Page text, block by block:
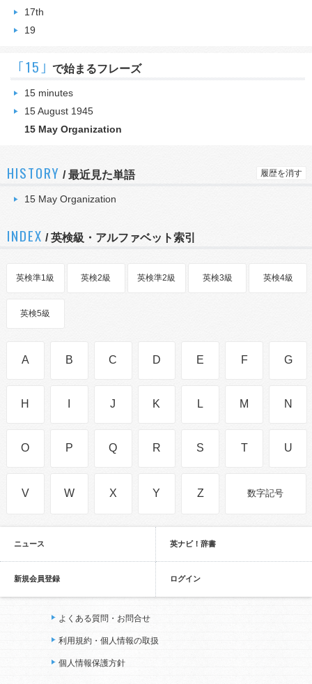
17th
19
｢15｣ で始まるフレーズ
15 minutes
15 August 1945
15 May Organization
HISTORY /最近見た単語 履歴を消す
15 May Organization
INDEX / 英検級・アルファベット索引
英検準1級 英検2級 英検準2級 英検3級 英検4級
英検5級
A B C D E F G
H J K L M N
O P Q R S T U
V W X Y Z 数字記号
ニュース 英ナビ！辞書
新規会員登録 ログイン
よくある質問・お問合せ
利用規約・個人情報の取扱
個人情報保護方針